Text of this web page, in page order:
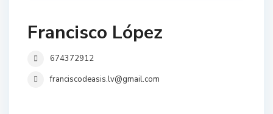
Francisco López
674372912
franciscodeasis.lv@gmail.com